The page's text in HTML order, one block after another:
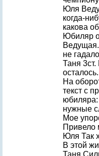
Юля
когда-
какова
Юбиляр
не
Таня
осталось.
На
текст с
юбиляра:
нужные
Мое
Привело
Юля Так
В этой
Таня